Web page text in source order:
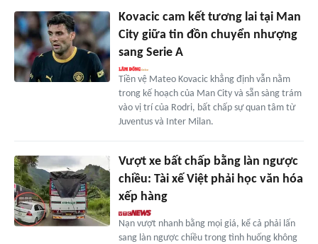
Kovacic cam kết tương lai tại Man
City giữa tin đồn chuyển nhượng
sang Serie A
Tiền vệ Mateo Kovacic khẳng định vẫn nằm
trong kế hoạch của Man City và sẵn sàng trám
vào vị trí của Rodri, bất chấp sự quan tâm từ
Juventus và Inter Milan.
Vượt xe bất chấp bằng làn ngược
chiều: Tài xế Việt phải học văn hóa
xếp hàng
Nạn vượt nhanh bằng mọi giá, kể cả phải lấn
sang làn ngược chiều trong tình huống không